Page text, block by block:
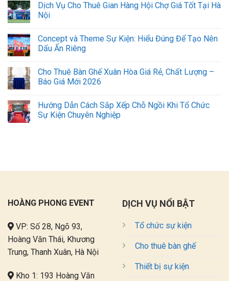
Dịch Vụ Cho Thuê Gian Hàng Hội Chợ Giá Tốt Tại Hà
Nội
Concept và Theme Sự Kiện: Hiểu Đúng Để Tạo Nên
Dấu Ấn Riêng
Cho Thuê Bàn Ghế Xuân Hòa Giá Rẻ, Chất Lượng –
Báo Giá Mới 2026
Hướng Dẫn Cách Sắp Xếp Chỗ Ngồi Khi Tổ Chức
Sự Kiện Chuyên Nghiệp
HOÀNG PHONG EVENT
VP: Số 28, Ngõ 93,
Hoàng Văn Thái, Khương
Trung, Thanh Xuân, Hà Nội
Kho 1: 193 Hoàng Văn
DỊCH VỤ NỔI BẬT
Tổ chức sự kiện
Cho thuê bàn ghế
Thiết bị sự kiện